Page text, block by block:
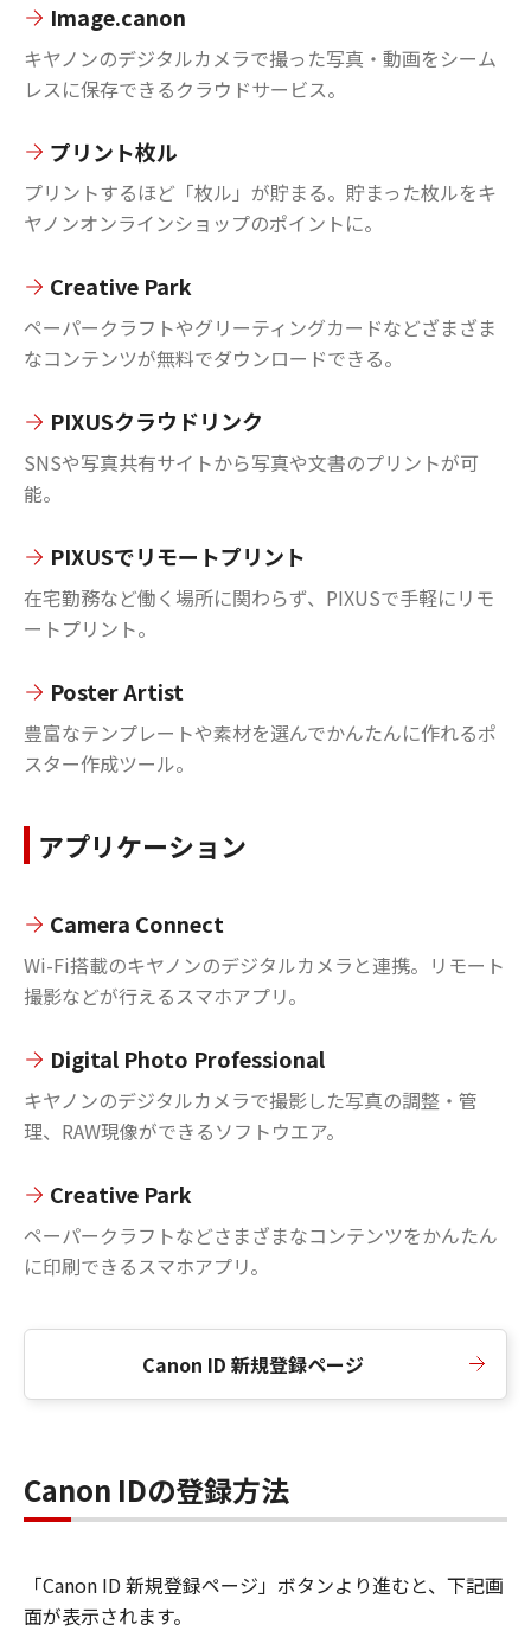
Image.canon
キヤノンのデジタルカメラで撮った写真・動画をシーム
レスに保存できるクラウドサービス。
プリント枚ル
プリントするほど「枚ル」が貯まる。貯まった枚ルをキ
ヤノンオンラインショップのポイントに。
Creative Park
ペーパークラフトやグリーティングカードなどざまざま
なコンテンツが無料でダウンロードできる。
PIXUSクラウドリンク
SNSや写真共有サイトから写真や文書のプリントが可
能。
PIXUSでリモートプリント
在宅勤務など働く場所に関わらず、PIXUSで手軽にリモ
ートプリント。
Poster Artist
豊富なテンプレートや素材を選んでかんたんに作れるポ
スター作成ツール。
アプリケーション
Camera Connect
Wi-Fi搭載のキヤノンのデジタルカメラと連携。リモート
撮影などが行えるスマホアプリ。
Digital Photo Professional
キヤノンのデジタルカメラで撮影した写真の調整・管
理、RAW現像ができるソフトウエア。
Creative Park
ペーパークラフトなどさまざまなコンテンツをかんたん
に印刷できるスマホアプリ。
Canon ID 新規登録ページ
Canon IDの登録方法
「Canon ID 新規登録ページ」ボタンより進むと、下記画
面が表示されます。